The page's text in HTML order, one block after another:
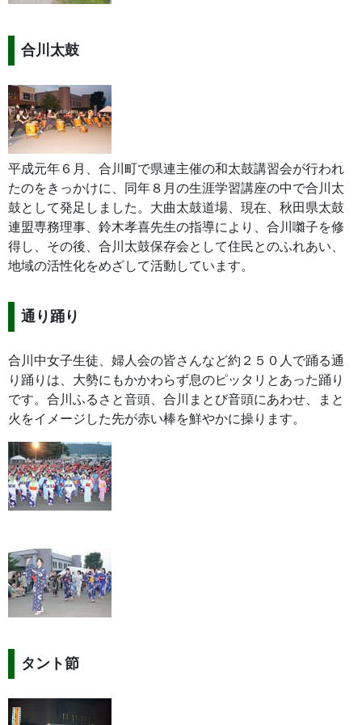
合川太鼓
平成元年６月、合川町で県連主催の和太鼓講習会が行われ
たのをきっかけに、同年８月の生涯学習講座の中で合川太
鼓として発足しました。大曲太鼓道場、現在、秋田県太鼓
連盟専務理事、鈴木孝喜先生の指導により、合川囃子を修
得し、その後、合川太鼓保存会として住民とのふれあい、
地域の活性化をめざして活動しています。
通り踊り
合川中女子生徒、婦人会の皆さんなど約２５０人で踊る通
り踊りは、大勢にもかかわらず息のピッタリとあった踊り
です。合川ふるさと音頭、合川まとび音頭にあわせ、まと
火をイメージした先が赤い棒を鮮やかに操ります。
タント節